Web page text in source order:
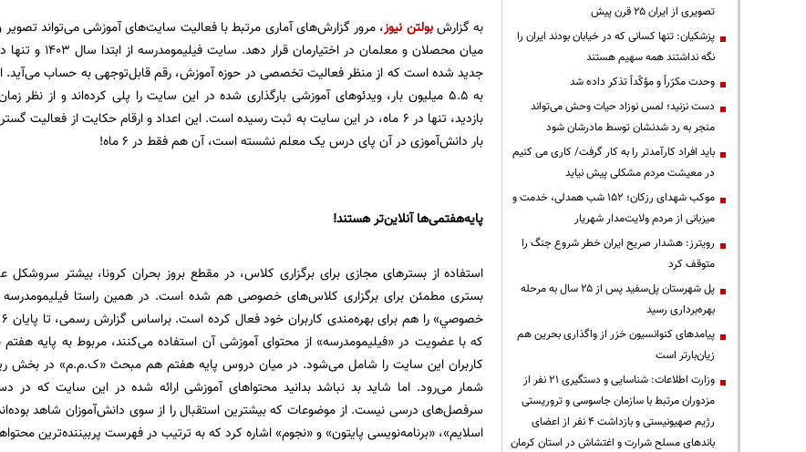
به گزارشبولتن نیوز، مرور گزارش‌های آماری مرتبط با فعالیت سایت‌های آموزشی می‌تواند تصویر
جدید شده است که از منظر فعالیت تخصصی در حوزه آموزش، رقم قابل‌توجهی به حساب می‌آید.
بار دانش‌آموزی در آن پای درس یک معلم نشسته است، آن هم فقط در 6 ماه!
پایه‌هفتمی‌ها آنلاین‌تر هستند!
استفاده از بسترهای مجازی برای برگزاری کلاس، در مقطع بروز بحران کرونا، بیشتر سروشکل
بستری مطمئن برای برگزاری کلاس‌های خصوصی هم شده است. در همین راستا
کاربران این سایت را شامل می‌شود. در میان دروس پایه هفتم هم مبحث «ک‌.م.م» در بخش
شمار می‌رود. اما شاید بد نباشد بدانید محتواهای آموزشی ارائه شده در این سایت که در
سرفصل‌های درسی نیست. از موضوعات که بیشترین استقبال را از سوی دانش‌آموزان شاهد
اسلایم»، «برنامه‌نویسی پایتون» و «نجوم» اشاره کرد که به ترتیب در فهرست پربیننده‌ترین
تصویری از ایران ۲۵ قرن پیش
پزشکیان: تنها کسانی که در خیابان بودند ایران را
نگه نداشتند همه سهیم هستند
وحدت مکرّراً و مؤکّداً تذکر داده شد
دست نزنید؛ لمس نوزاد حیات وحش می‌تواند
منجر به رد شدنشان توسط مادرشان شود
باید افراد کارآمدتر را به کار گرفت/ کاری می کنیم
در معیشت مردم مشکلی پیش نیاید
موکب شهدای رزکان؛ ۱۵۲ شب همدلی، خدمت و
میزبانی از مردم ولایت‌مدار شهریار
رویترز: هشدار صریح ایران خطر شروع جنگ را
متوقف کرد
پل شهرستان پل‌سفید پس از ۲۵ سال به مرحله
بهره‌برداری رسید
پیامدهای کنوانسیون خزر از واگذاری بحرین هم
زیان‌بارتر است
وزارت اطلاعات: شناسایی و دستگیری ۲۱ نفر از
مزدوران مرتبط با سازمان جاسوسی و تروریستی
رژیم صهیونیستی و بازداشت ۴ نفر از اعضای
باندهای مسلح شرارت و اغتشاش در استان کرمان